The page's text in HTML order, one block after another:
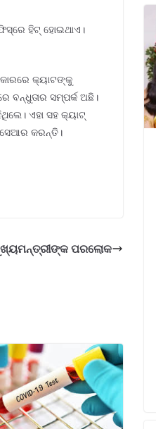
ହିଟ୍ ହୋଇଥାଏ।
କ୍ୟାଟଙ୍କୁ
ବନ୍ଧୁତାର ସମ୍ପର୍କ ଅଛି।
ଏହା ସହ କ୍ୟାଟ୍
କରନ୍ତି।
ପରଲୋକ